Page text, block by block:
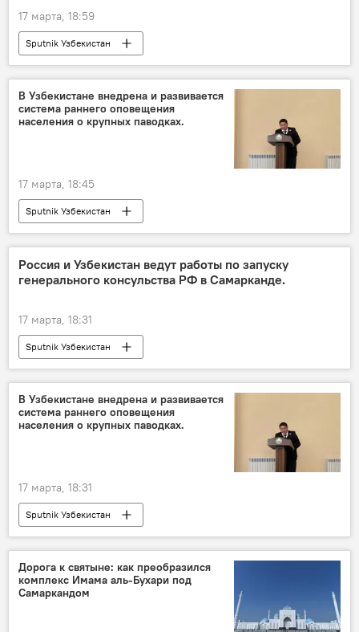
17 марта, 18:59
Sputnik Узбекистан
В Узбекистане внедрена и развивается
система раннего оповещения
населения о крупных паводках.
17 марта, 18:45
Sputnik Узбекистан
Россия и Узбекистан ведут работы по запуску
генерального консульства РФ в Самарканде.
17 марта, 18:31
Sputnik Узбекистан
В Узбекистане внедрена и развивается
система раннего оповещения
населения о крупных паводках.
17 марта, 18:31
Sputnik Узбекистан
Дорога к святыне: как преобразился
комплекс Имама аль-Бухари под
Самаркандом